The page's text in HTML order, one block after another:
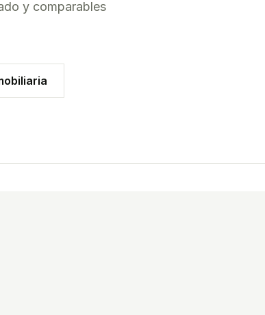
y comparables